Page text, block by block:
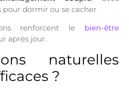
pour dormir ou se cacher
renforcent le bien-être
après jour.
naturelles
?